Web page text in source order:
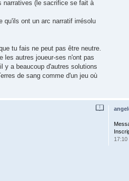
narratives (le sacrifice se fait à
qu'ils ont un arc narratif irrésolu
tu fais ne peut pas être neutre.
les autres joueur-ses n'ont pas
y a beaucoup d'autres solutions
de sang comme d'un jeu où
17:10